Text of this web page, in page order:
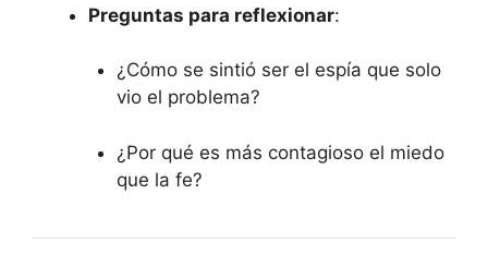
Preguntas para reflexionar:
¿Cómo se sintió ser el espía que solo
vio el problema?
¿Por qué es más contagioso el miedo
que la fe?